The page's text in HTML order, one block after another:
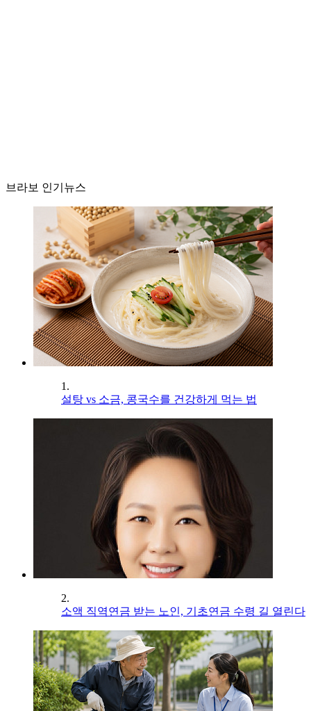
브라보 인기뉴스
1.
설탕 vs 소금, 콩국수를 건강하게 먹는 법
2.
소액 직역연금 받는 노인, 기초연금 수령 길 열린다